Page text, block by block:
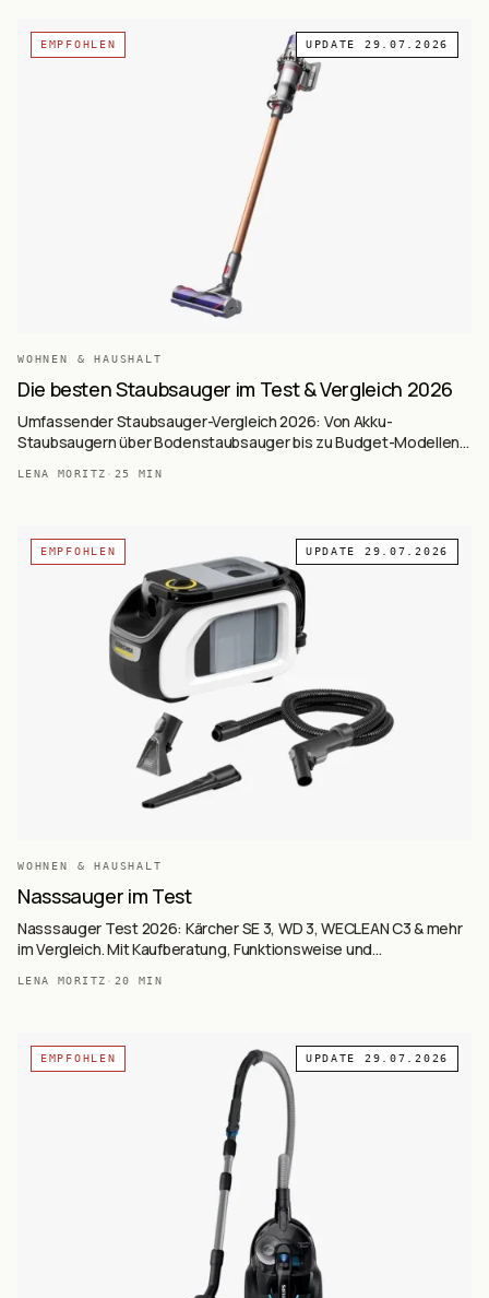
EMPFOHLEN UPDATE 29.07.2026
WOHNEN & HAUSHALT
Die besten Staubsauger im Test & Vergleich 2026
Umfassender Staubsauger-Vergleich 2026: Von Akku-
Staubsaugern über Bodenstaubsauger bis zu Budget-Modellen.
LENA MORITZ · 25 MIN
EMPFOHLEN UPDATE 29.07.2026
WOHNEN & HAUSHALT
Nasssauger im Test
Nasssauger Test 2026: Kärcher SE 3, WD 3, WECLEAN C3 & mehr
im Vergleich. Mit Kaufberatung, Funktionsweise und
LENA MORITZ · 20 MIN
EMPFOHLEN UPDATE 29.07.2026